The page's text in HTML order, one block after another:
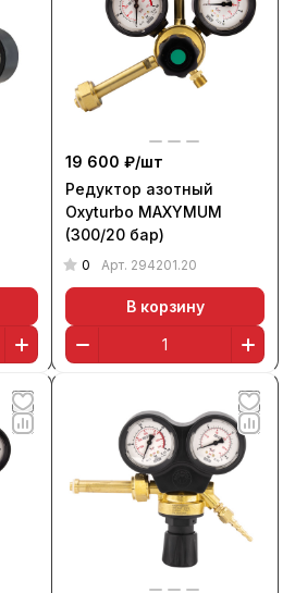
19 600 ₽/шт
Редуктор азотный
Oxyturbo MAXYMUM
(300/20 бар)
0 Арт. 294201.20
В корзину